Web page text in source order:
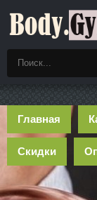
Главная
Скидки